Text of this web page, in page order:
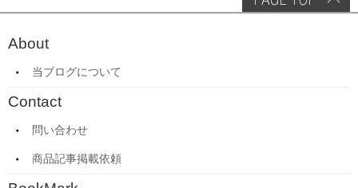
About
当ブログについて
Contact
問い合わせ
商品記事掲載依頼